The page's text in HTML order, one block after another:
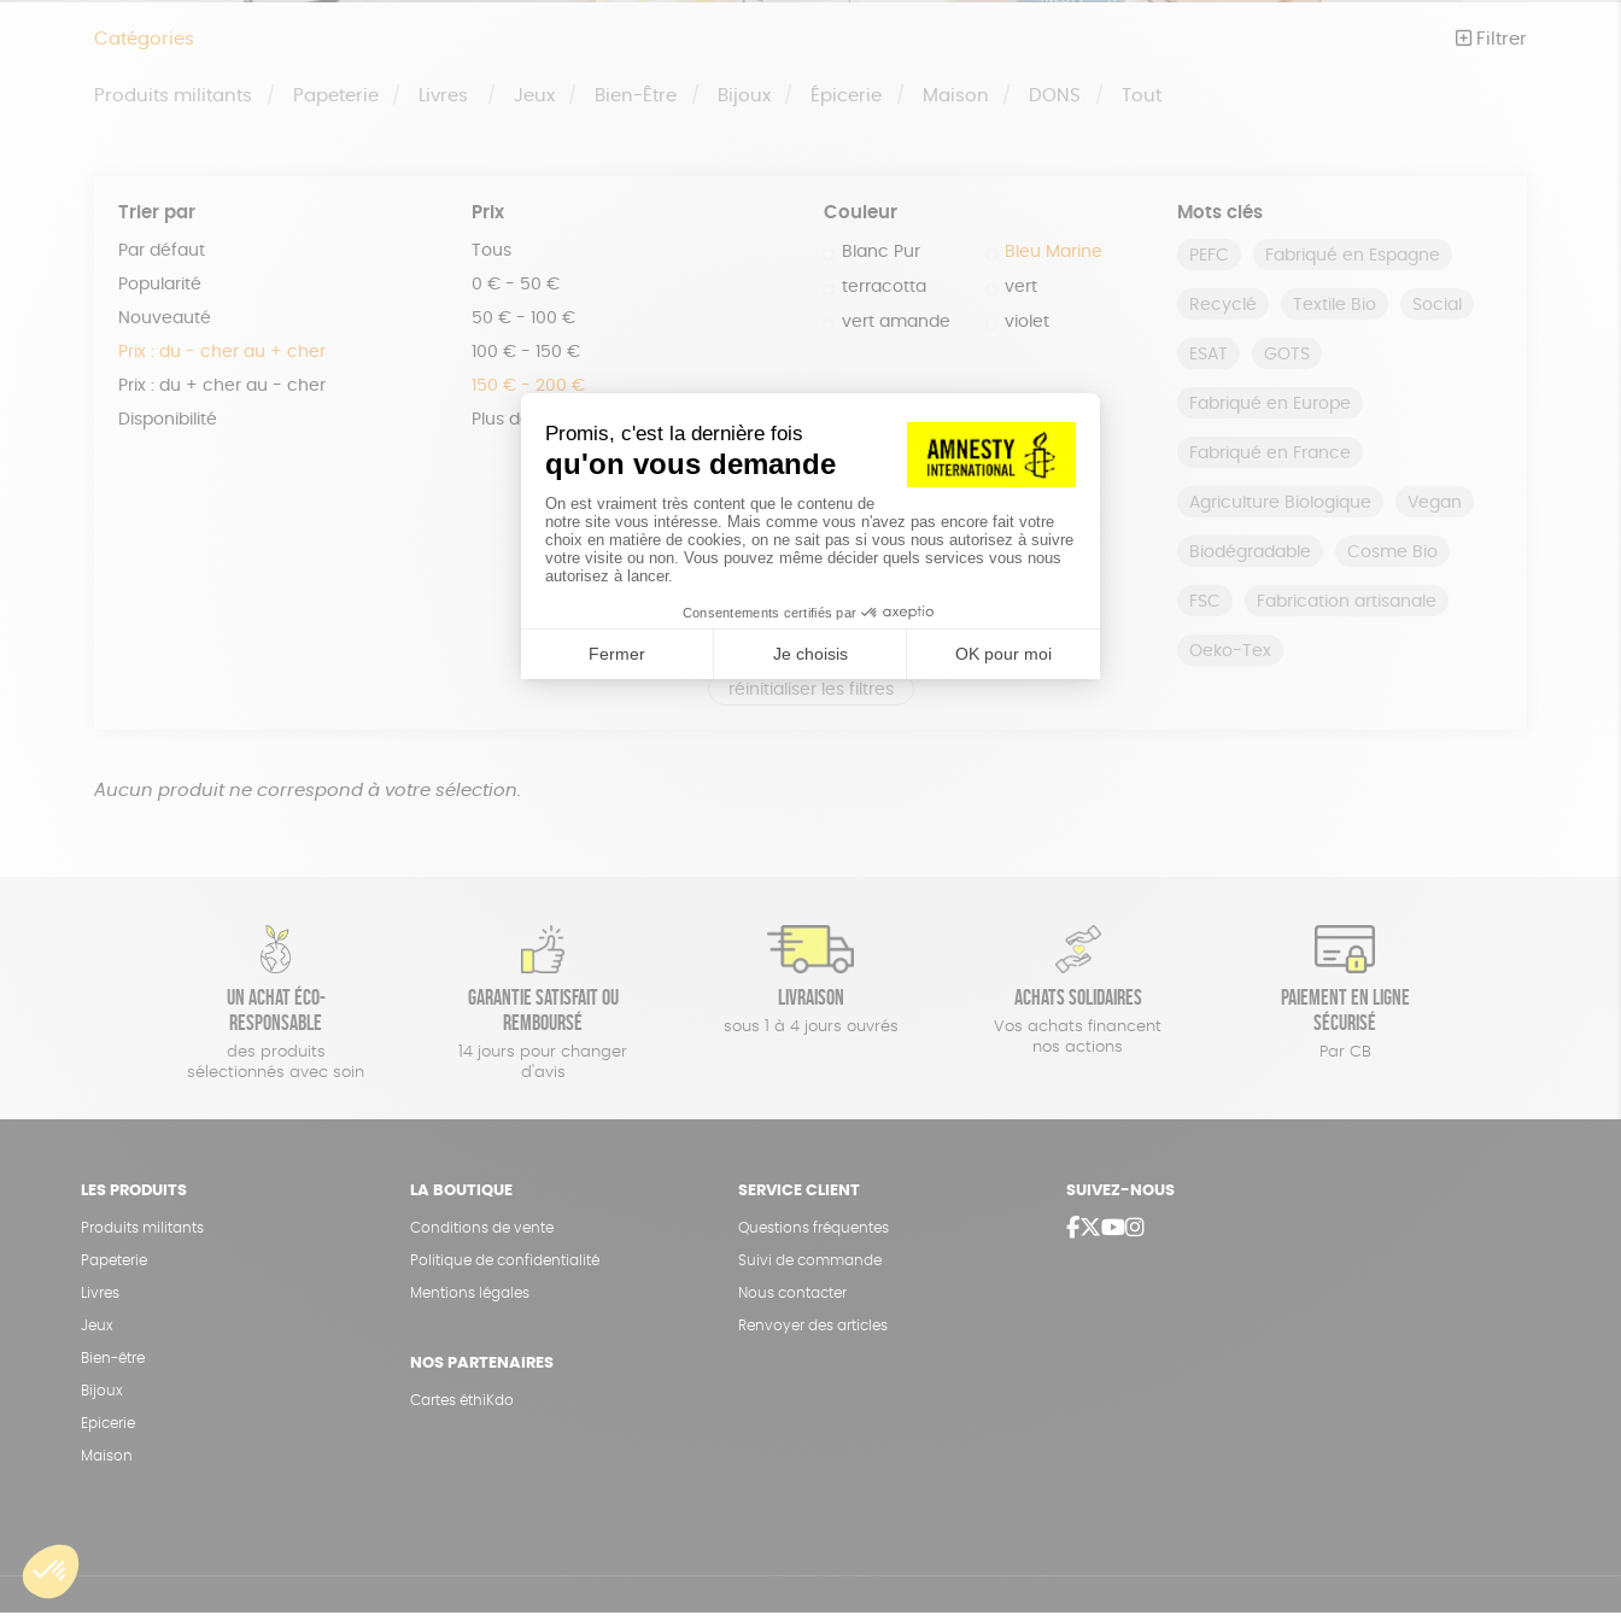
Catégories Filtrer
Produits militants Papeterie Livres Jeux Bien-Être Bijoux Épicerie Maison DONS Tout
Trier par
Par défaut
Popularité
Nouveauté
Prix : du - cher au + cher
Prix : du + cher au - cher
Disponibilité
Prix
Tous
0 € - 50 €
50 € - 100 €
100 € - 150 €
150 € - 200 €
Plus de 200€
Couleur
Blanc Pur Bleu Marine
terracotta vert
vert amande violet
Mots clés
PEFC Fabriqué en Espagne
Recyclé Textile Bio Social
ESAT GOTS
Fabriqué en Europe
Fabriqué en France
Agriculture Biologique Vegan
Biodégradable Cosme Bio
FSC Fabrication artisanale
Oeko-Tex
réinitialiser les filtres
Aucun produit ne correspond à votre sélection.
Un achat éco-
responsable
des produits
sélectionnés avec soin
Garantie satisfait ou
remboursé
14 jours pour changer
d'avis
Livraison
sous 1 à 4 jours ouvrés
Achats solidaires
Vos achats financent
nos actions
Paiement en ligne
sécurisé
Par CB
LES PRODUITS
Produits militants
Papeterie
Livres
Jeux
Bien-être
Bijoux
Epicerie
Maison
LA BOUTIQUE
Conditions de vente
Politique de confidentialité
Mentions légales
NOS PARTENAIRES
Cartes éthiKdo
SERVICE CLIENT
Questions fréquentes
Suivi de commande
Nous contacter
Renvoyer des articles
SUIVEZ-NOUS